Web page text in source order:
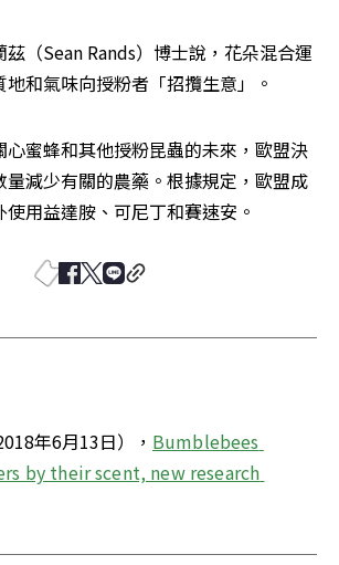
（Sean Rands）博士說，花朵混合運
和氣味向授粉者「招攬生意」。
心蜜蜂和其他授粉昆蟲的未來，歐盟決
量減少有關的農藥。根據規定，歐盟成
用益達胺、可尼丁和賽速安。
年6月13日）， Bumblebees
by their scent, new research